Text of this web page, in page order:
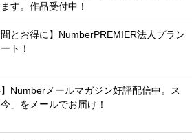
す。作品受付中！
間とお得に】NumberPREMIER法人プラン
ト！
】Numberメールマガジン好評配信中。ス
」をメールでお届け！